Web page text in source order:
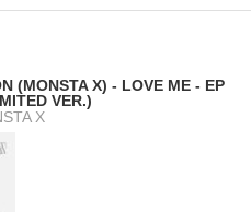
(MONSTA X) - LOVE ME - EP
VER.)
X